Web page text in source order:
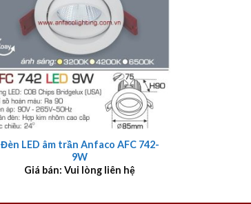
+
Đèn LED âm trần Anfaco AFC 742-
9W
Giá bán: Vui lòng liên hệ